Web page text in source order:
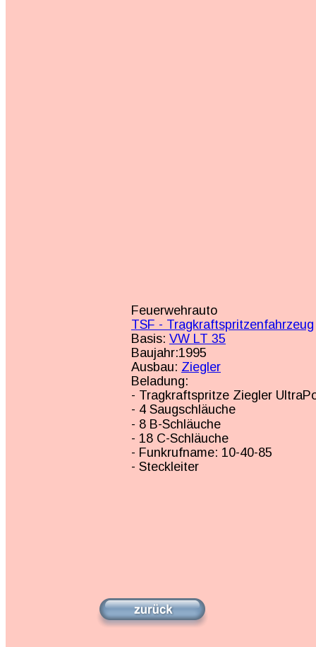
Feuerwehrauto
TSF - Tragkraftspritzenfahrzeug
Basis: VW LT 35
Baujahr:1995
Ausbau: Ziegler
Beladung:
- Tragkraftspritze Ziegler
- 4 Saugschläuche
- 8 B-Schläuche
- 18 C-Schläuche
- Funkrufname: 10-40-85
- Steckleiter